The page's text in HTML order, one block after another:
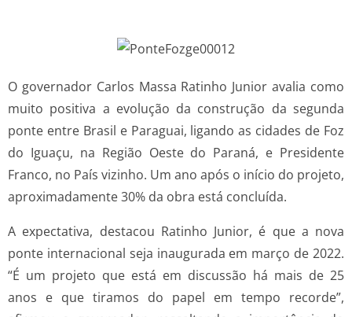
O governador Carlos Massa Ratinho Junior avalia como
muito positiva a evolução da construção da segunda
ponte entre Brasil e Paraguai, ligando as cidades de Foz
do Iguaçu, na Região Oeste do Paraná, e Presidente
Franco, no País vizinho. Um ano após o início do projeto,
aproximadamente 30% da obra está concluída.
A expectativa, destacou Ratinho Junior, é que a nova
ponte internacional seja inaugurada em março de 2022.
“É um projeto que está em discussão há mais de 25
anos e que tiramos do papel em tempo recorde”,